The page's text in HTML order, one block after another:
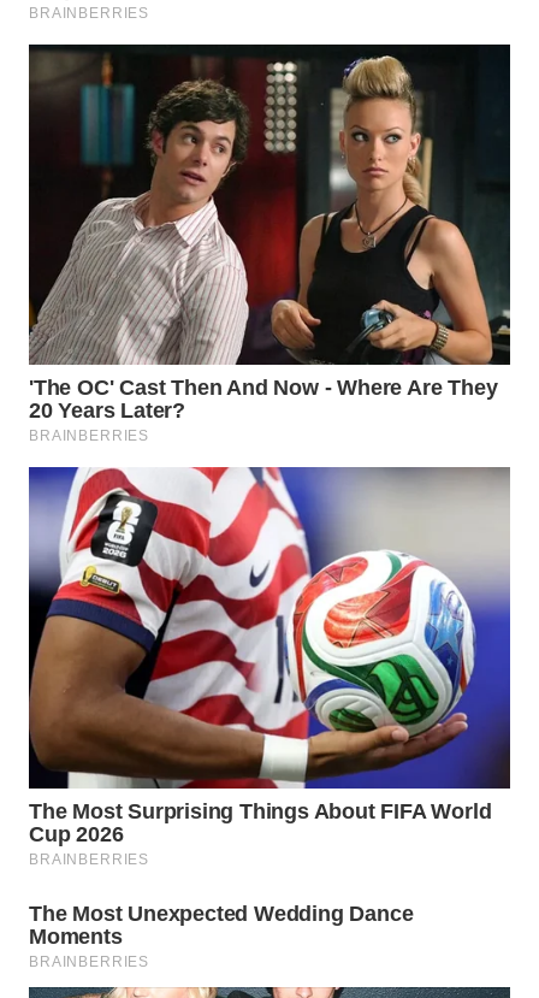
WAHANA
WISATA
KONSUMEN
LISTRIK
MASYARAKAT
KELISTRIKAN
WALINKI
ID
MAWAKA
ID
MARTABAT
PLN
WATCH
MKLI
LKKI